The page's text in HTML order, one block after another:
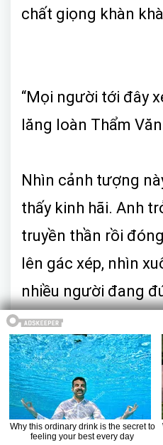
Trở về truyện Chương trước
chất giọng khàn
“Mọi người tới đây
lăng loàn Thẩm
Nhìn cảnh tượng
thấy kinh hãi. Anh
truyền thần rồi
lên gác xép, nhìn
nhiều người đang
trỏ Thẩm Văn Tú –
còn ra hình người –
Thái độ của họ rất
phẫn nộ, có người
của người khác…